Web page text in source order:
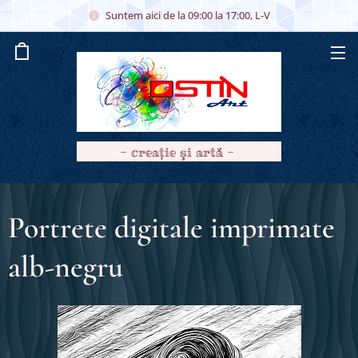
Suntem aici de la 09:00 la 17:00, L-V
- creaţie şi artă -
Portrete digitale imprimate
alb-negru